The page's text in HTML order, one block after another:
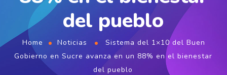
del pueblo
Home Noticias
Sistema del 1×10 del Buen
Gobierno en Sucre avanza en un 88% en el bienestar
del pueblo